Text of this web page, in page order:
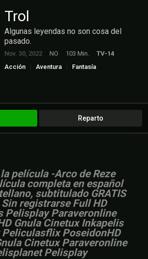
Trol
Algunas leyendas no son cosa del
pasado.
Nov. 30, 2022 NO 103 Min.
TV-14
Acción
Aventura Fantasía
Reparto
película -Arco de Reze
completa en español
subtitulado GRATIS
registrarse Full HD
Pelisplay Paraveronline
Gnula Cinetux Inkapelis
PoseidonHD
Cinetux Paraveronline
Pelisplay